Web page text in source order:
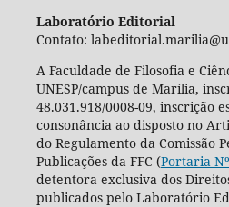
Laboratório Editorial
Contato:
A Faculdade de Filosofia e
UNESP/campus de Marília,
48.031.918/0008-09, inscrição
consonância ao disposto no
do Regulamento da Comissão
Publicações da FFC (Portaria
detentora exclusiva dos
publicados pelo Laboratório